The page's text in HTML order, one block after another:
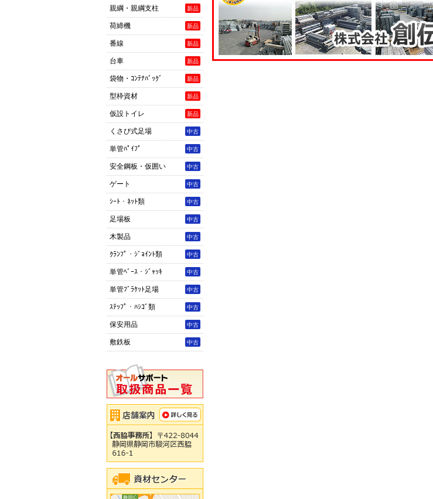
新品
親綱・親綱支柱
新品
荷締機
新品
番線
新品
台車
新品
袋物・ｺﾝﾃﾅﾊﾞｯｸﾞ
新品
型枠資材
新品
仮設トイレ
中古
くさび式足場
中古
単管ﾊﾟｲﾌﾟ
中古
安全鋼板・仮囲い
中古
ゲート
中古
ｼｰﾄ・ﾈｯﾄ類
中古
足場板
中古
木製品
中古
ｸﾗﾝﾌﾟ・ｼﾞｮｲﾝﾄ類
中古
単管ﾍﾞｰｽ・ｼﾞｬｯｷ
中古
単管ﾌﾞﾗｹｯﾄ足場
中古
ｽﾃｯﾌﾟ・ﾊｼｺﾞ類
中古
保安用品
中古
敷鉄板